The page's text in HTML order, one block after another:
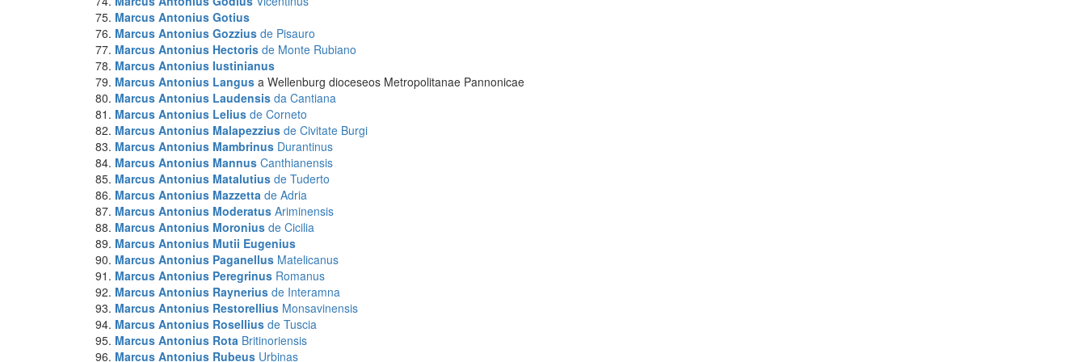
Marcus Antonius Gotius
Marcus Antonius Gozzius de Pisauro
Marcus Antonius Hectoris de Monte Rubiano
Marcus Antonius Iustinianus
Marcus Antonius Langus a Wellenburg dioceseos Metropolitanae Pannonicae
Marcus Antonius Laudensis da Cantiana
Marcus Antonius Lelius de Corneto
Marcus Antonius Malapezzius de Civitate Burgi
Marcus Antonius Mambrinus Durantinus
Marcus Antonius Mannus Canthianensis
Marcus Antonius Matalutius de Tuderto
Marcus Antonius Mazzetta de Adria
Marcus Antonius Moderatus Ariminensis
Marcus Antonius Moronius de Cicilia
Marcus Antonius Mutii Eugenius
Marcus Antonius Paganellus Matelicanus
Marcus Antonius Peregrinus Romanus
Marcus Antonius Raynerius de Interamna
Marcus Antonius Restorellius Monsavinensis
Marcus Antonius Rosellius de Tuscia
Marcus Antonius Rota Britinoriensis
Marcus Antonius Rubeus Urbinas